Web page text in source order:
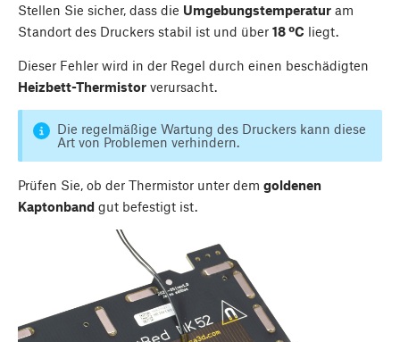
Stellen Sie sicher, dass die Umgebungstemperatur am
Standort des Druckers stabil ist und über 18 ºC liegt.
Dieser Fehler wird in der Regel durch einen beschädigten
Heizbett-Thermistor verursacht.
Die regelmäßige Wartung des Druckers kann diese
Art von Problemen verhindern.
Prüfen Sie, ob der Thermistor unter dem goldenen
Kaptonband gut befestigt ist.